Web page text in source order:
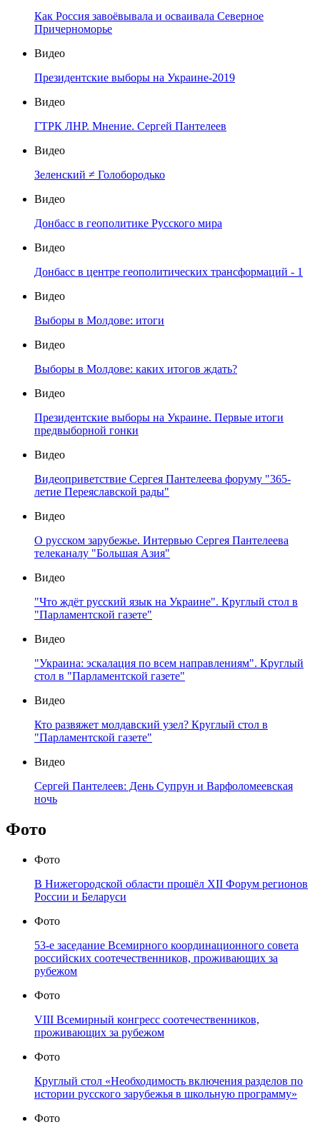
Как Россия завоёвывала и осваивала Северное
Причерноморье
Видео
Президентские выборы на Украине-2019
Видео
ГТРК ЛНР. Мнение. Сергей Пантелеев
Видео
Зеленский ≠ Голобородько
Видео
Донбасс в геополитике Русского мира
Видео
Донбасс в центре геополитических трансформаций - 1
Видео
Выборы в Молдове: итоги
Видео
Выборы в Молдове: каких итогов ждать?
Видео
Президентские выборы на Украине. Первые итоги
предвыборной гонки
Видео
Видеоприветствие Сергея Пантелеева форуму "365-
летие Переяславской рады"
Видео
О русском зарубежье. Интервью Сергея Пантелеева
телеканалу "Большая Азия"
Видео
"Что ждёт русский язык на Украине". Круглый стол в
"Парламентской газете"
Видео
"Украина: эскалация по всем направлениям". Круглый
стол в "Парламентской газете"
Видео
Кто развяжет молдавский узел? Круглый стол в
"Парламентской газете"
Видео
Сергей Пантелеев: День Супрун и Варфоломеевская
ночь
Фото
Фото
В Нижегородской области прошёл XII Форум регионов
России и Беларуси
Фото
53-е заседание Всемирного координационного совета
российских соотечественников, проживающих за
рубежом
Фото
VIII Всемирный конгресс соотечественников,
проживающих за рубежом
Фото
Круглый стол «Необходимость включения разделов по
истории русского зарубежья в школьную программу»
Фото